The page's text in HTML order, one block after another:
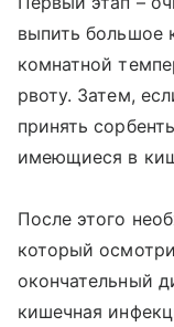
выпить большое
комнатной
рвоту. Затем,
принять
имеющиеся в
После этого
который
окончательный
кишечная